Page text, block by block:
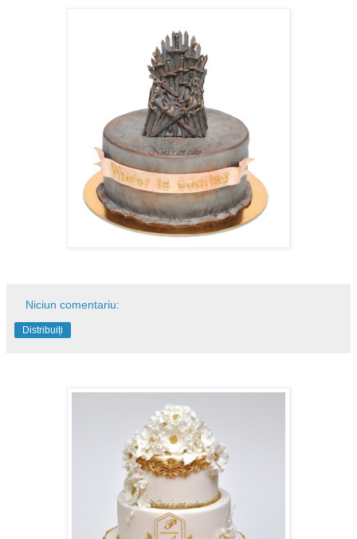
Niciun comentariu:
Distribuiți